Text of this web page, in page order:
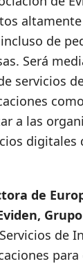
de
Será
servicios
a las
digitales
de
de